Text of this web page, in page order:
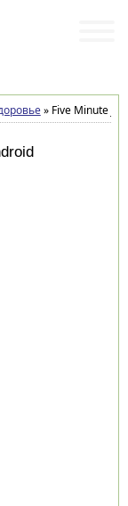
»Five Minute